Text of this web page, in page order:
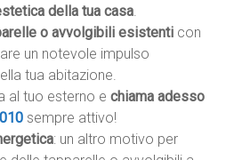
della tua casa.
o avvolgibili esistenti con
un notevole impulso
tua abitazione.
al tuo esterno echiama adesso
sempre attivo!
: un altro motivo per